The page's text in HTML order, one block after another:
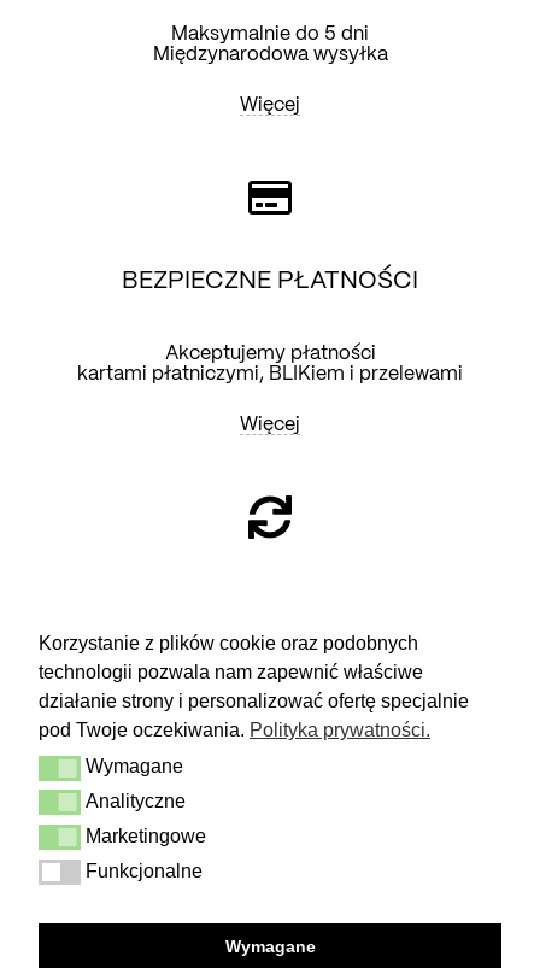
Korzystanie z plików cookie oraz podobnych
technologii pozwala nam zapewnić właściwe
działanie strony i personalizować ofertę specjalnie
pod Twoje oczekiwania. Polityka prywatności.
Wymagane
Wymagane
Analityczne
Analityczne
Marketingowe
Marketingowe
Funkcjonalne
Funkcjonalne
Wymagane
Maksymalnie do 5 dni
Międzynarodowa wysyłka
Więcej
BEZPIECZNE PŁATNOŚCI
Akceptujemy płatności
kartami płatniczymi, BLIKiem i przelewami
Więcej
Masz 14 dni na podjęcie
decyzji i spokojne rozważenie zakupu.
Więcej
Dostawa i zwrot
Kontakt
Regulamin
Polityka prywatności